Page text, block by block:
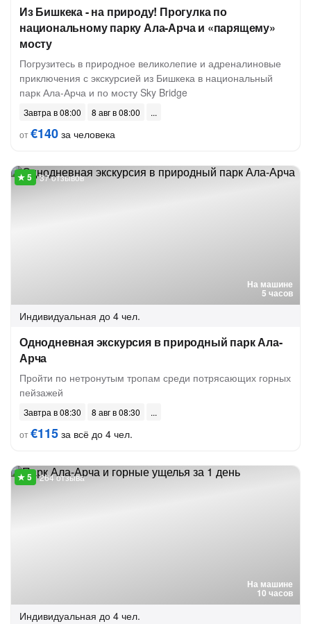
Из Бишкека - на природу! Прогулка по
национальному парку Ала-Арча и «парящему»
мосту
Погрузитесь в природное великолепие и адреналиновые
приключения с экскурсией из Бишкека в национальный
парк Ала-Арча и по мосту Sky Bridge
Завтра в 08:00
8 авг в 08:00
от€140 за человека
На машине
5 часов
37 отзывов
Индивидуальная до 4 чел.
Однодневная экскурсия в природный парк Ала-
Арча
Пройти по нетронутым тропам среди потрясающих горных
пейзажей
Завтра в 08:30
8 авг в 08:30
от€115 за всё до 4 чел.
На машине
10 часов
264 отзыва
Индивидуальная до 4 чел.